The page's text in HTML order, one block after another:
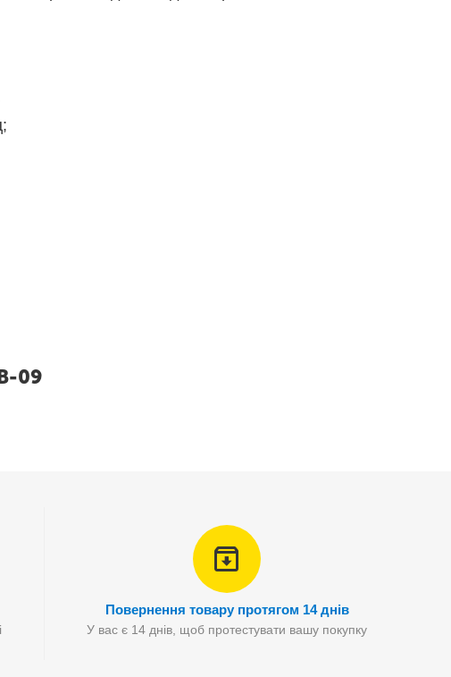
09
Повернення товару протягом 14 днів
У вас є 14 днів, щоб протестувати вашу покупку